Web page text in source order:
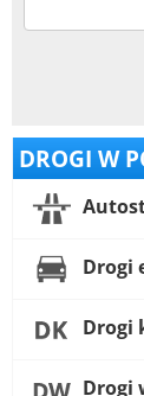
DROGI W
Drogi
Drogi
Drogi